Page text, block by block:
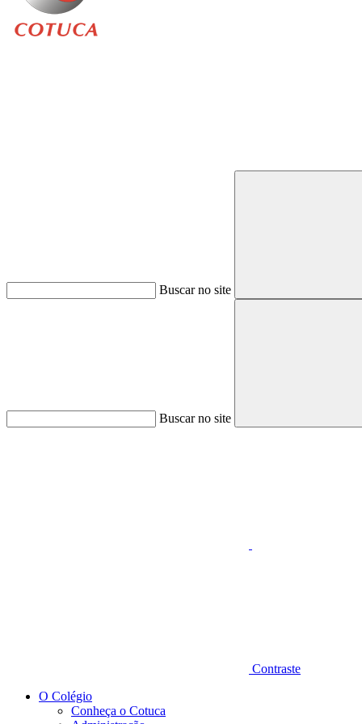
Buscar no site
Buscar no site
Contraste
O Colégio
Conheça o Cotuca